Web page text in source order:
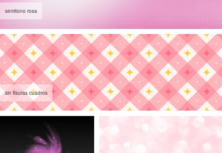
semitono rosa
sin fisuras cuadros